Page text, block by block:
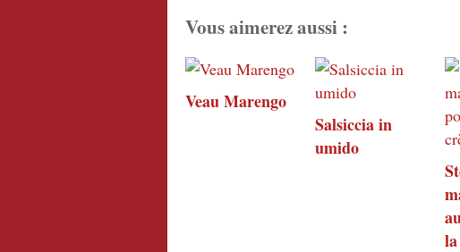
Vous aimerez aussi :
Veau Marengo
Salsiccia in
umido